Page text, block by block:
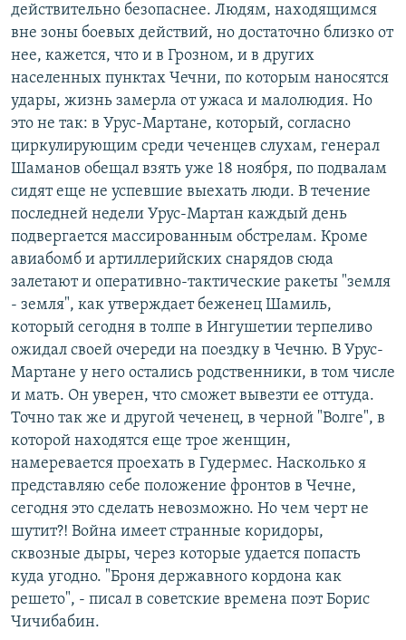
действительно безопаснее. Людям, находящимся
вне зоны боевых действий, но достаточно близко от
нее, кажется, что и в Грозном, и в других
населенных пунктах Чечни, по которым наносятся
удары, жизнь замерла от ужаса и малолюдия. Но
это не так: в Урус-Мартане, который, согласно
циркулирующим среди чеченцев слухам, генерал
Шаманов обещал взять уже 18 ноября, по подвалам
сидят еще не успевшие выехать люди. В течение
последней недели Урус-Мартан каждый день
подвергается массированным обстрелам. Кроме
авиабомб и артиллерийских снарядов сюда
залетают и оперативно-тактические ракеты "земля
- земля", как утверждает беженец Шамиль,
который сегодня в толпе в Ингушетии терпеливо
ожидал своей очереди на поездку в Чечню. В Урус-
Мартане у него остались родственники, в том числе
и мать. Он уверен, что сможет вывезти ее оттуда.
Точно так же и другой чеченец, в черной "Волге", в
которой находятся еще трое женщин,
намеревается проехать в Гудермес. Насколько я
представляю себе положение фронтов в Чечне,
сегодня это сделать невозможно. Но чем черт не
шутит?! Война имеет странные коридоры,
сквозные дыры, через которые удается попасть
куда угодно. "Броня державного кордона как
решето", - писал в советские времена поэт Борис
Чичибабин.